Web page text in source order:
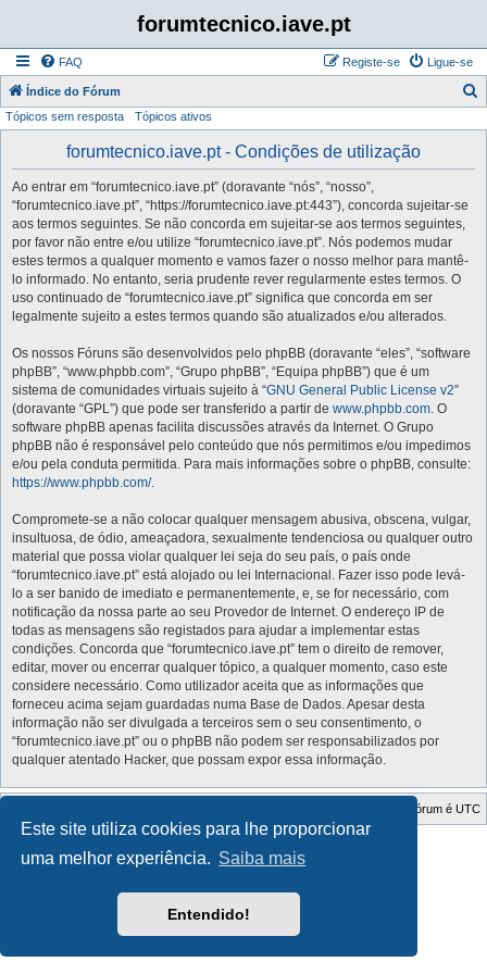
Este site utiliza cookies para lhe proporcionar
uma melhor experiência. Saiba mais
Entendido!
forumtecnico.iave.pt
FAQ Ligue-se
Registe-se
Índice do Fórum
Tópicos sem resposta Tópicos ativos
forumtecnico.iave.pt - Condições de utilização
Ao entrar em “forumtecnico.iave.pt” (doravante “nós”, “nosso”,
“forumtecnico.iave.pt”, “https://forumtecnico.iave.pt:443”), concorda sujeitar-se
aos termos seguintes. Se não concorda em sujeitar-se aos termos seguintes,
por favor não entre e/ou utilize “forumtecnico.iave.pt”. Nós podemos mudar
estes termos a qualquer momento e vamos fazer o nosso melhor para mantê-
lo informado. No entanto, seria prudente rever regularmente estes termos. O
uso continuado de “forumtecnico.iave.pt” significa que concorda em ser
legalmente sujeito a estes termos quando são atualizados e/ou alterados.
Os nossos Fóruns são desenvolvidos pelo phpBB (doravante “eles”, “software
phpBB”, “www.phpbb.com”, “Grupo phpBB”, “Equipa phpBB”) que é um
sistema de comunidades virtuais sujeito à “GNU General Public License v2”
(doravante “GPL”) que pode ser transferido a partir de www.phpbb.com. O
software phpBB apenas facilita discussões através da Internet. O Grupo
phpBB não é responsável pelo conteúdo que nós permitimos e/ou impedimos
e/ou pela conduta permitida. Para mais informações sobre o phpBB, consulte:
https://www.phpbb.com/.
Compromete-se a não colocar qualquer mensagem abusiva, obscena, vulgar,
insultuosa, de ódio, ameaçadora, sexualmente tendenciosa ou qualquer outro
material que possa violar qualquer lei seja do seu país, o país onde
“forumtecnico.iave.pt” está alojado ou lei Internacional. Fazer isso pode levá-
lo a ser banido de imediato e permanentemente, e, se for necessário, com
notificação da nossa parte ao seu Provedor de Internet. O endereço IP de
todas as mensagens são registados para ajudar a implementar estas
condições. Concorda que “forumtecnico.iave.pt” tem o direito de remover,
editar, mover ou encerrar qualquer tópico, a qualquer momento, caso este
considere necessário. Como utilizador aceita que as informações que
forneceu acima sejam guardadas numa Base de Dados. Apesar desta
informação não ser divulgada a terceiros sem o seu consentimento, o
“forumtecnico.iave.pt” ou o phpBB não podem ser responsabilizados por
qualquer atentado Hacker, que possam expor essa informação.
O Fuso Horário do Fórum é UTC
Style Developer by © GTA game
Desenvolvido porphpBB
® Forum Software © phpBB Limited
Privacidade|Termos